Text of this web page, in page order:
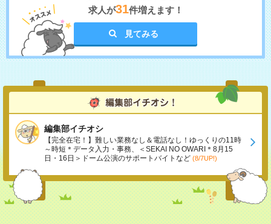
求人が31件増えます！
見てみる
編集部イチオシ
【完全在宅！】難しい業務なし＆電話なし！ゆっくりの11時
～時短＊データ入力・事務、＜SEKAI NO OWARI＊8月15
日・16日＞ドーム公演のサポートバイトなど (8/7UP!)